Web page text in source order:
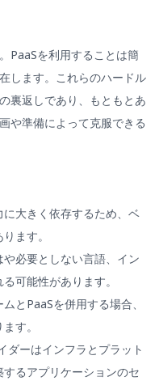
PaaSを利用することは簡
します。これらのハードル
裏返しであり、もともとあ
や準備によって克服できる
大きく依存するため、ベ
ます。
必要としない言語、イン
可能性があります。
とPaaSを併用する場合、
す。
ダーはインフラとプラット
るアプリケーションのセ